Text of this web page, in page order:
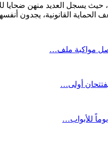
حيث يسجل العديد منهن
القانونية، يجدون
مواكبة ملف…
أولى…
للأبواب…